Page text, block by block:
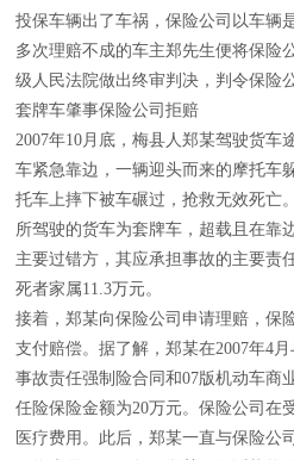
投保车辆出了车祸，保险公司以车辆
多次理赔不成的车主郑先生便将保险
级人民法院做出终审判决，判令保险
套牌车肇事保险公司拒赔
2007年10月底，梅县人郑某驾驶货车
车紧急靠边，一辆迎头而来的摩托车
托车上摔下被车碾过，抢救无效死亡
所驾驶的货车为套牌车，超载且在靠
主要过错方，其应承担事故的主要责
死者家属11.3万元。
接着，郑某向保险公司申请理赔，保
支付赔偿。据了解，郑某在2007年4
事故责任强制险合同和07版机动车商
任险保险金额为20万元。保险公司在
医疗费用。此后，郑某一直与保险公